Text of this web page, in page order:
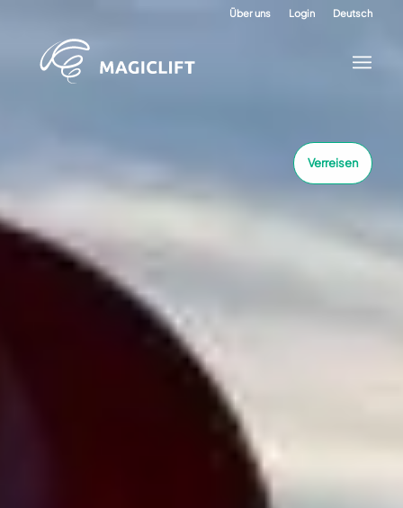
Über uns Login Deutsch
Verreisen